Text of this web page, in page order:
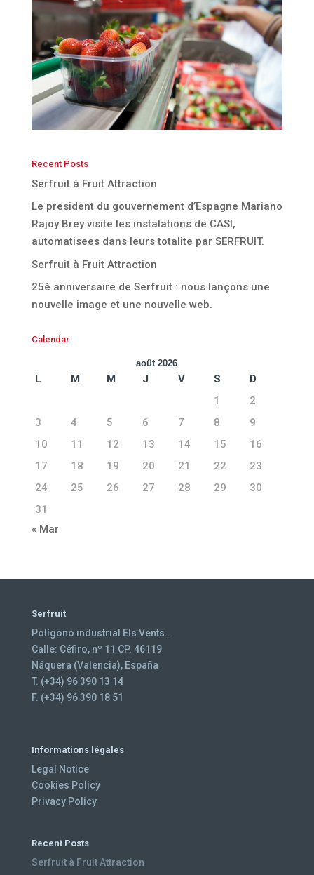
Recent Posts
Serfruit à Fruit Attraction
Le president du gouvernement d’Espagne Mariano
Rajoy Brey visite les instalations de CASI,
automatisees dans leurs totalite par SERFRUIT.
Serfruit à Fruit Attraction
25è anniversaire de Serfruit : nous lançons une
nouvelle image et une nouvelle web.
Calendar
août 2026
L M M J V S
D
1
2
3
4 5 6 7 8
9
10
11 12 13 14 15
16
17
18 19 20 21 22
23
24
25 26 27 28 29
30
31
« Mar
Serfruit
Polígono industrial Els Vents..
Calle: Céfiro, nº 11 CP. 46119
Náquera (Valencia), España
T. (+34) 96 390 13 14
F. (+34) 96 390 18 51
Informations légales
Legal Notice
Cookies Policy
Privacy Policy
Recent Posts
Serfruit à Fruit Attraction